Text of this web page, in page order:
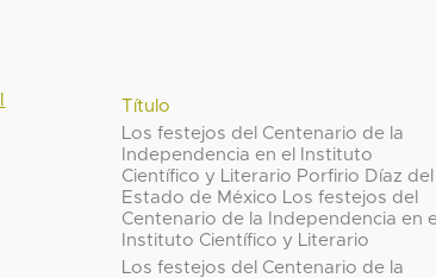
Título
Los festejos del Centenario de la
Independencia en el Instituto
Científico y Literario Porfirio Díaz del
Estado de México Los festejos del
Centenario de la Independencia en
Instituto Científico y Literario
Los festejos del Centenario de la